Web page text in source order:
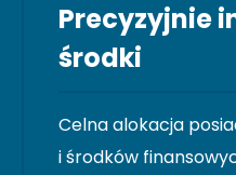
Precyzyjnie
środki
Celna alokacja
i środków